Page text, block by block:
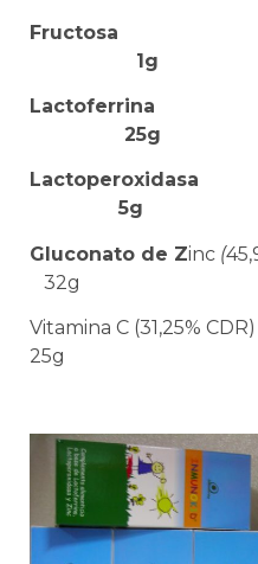
1g
25g
5g
Gluconato de Zinc (
32g
Vitamina C
25g